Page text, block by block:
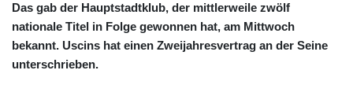
Das gab der Hauptstadtklub, der mittlerweile zwölf
nationale Titel in Folge gewonnen hat, am Mittwoch
bekannt. Uscins hat einen Zweijahresvertrag an der Seine
unterschrieben.